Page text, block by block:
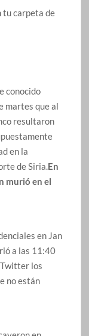
tu carpeta de
conocido
martes que al
resultaron
en la
de Siria.En
murió en el
en Jan
a las 11:40
Twitter los
no están